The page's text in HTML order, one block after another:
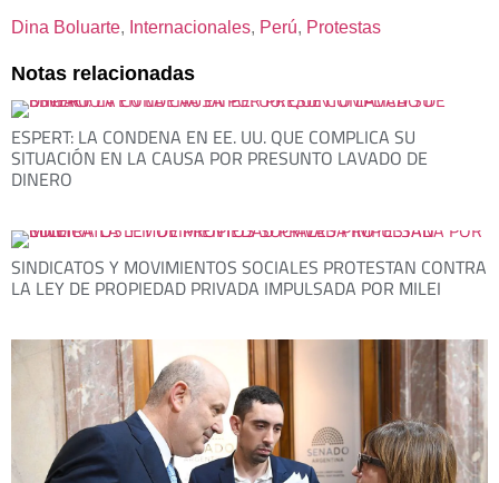
Dina Boluarte, Internacionales, Perú, Protestas
Notas relacionadas
ESPERT: LA CONDENA EN EE. UU. QUE COMPLICA SU
SITUACIÓN EN LA CAUSA POR PRESUNTO LAVADO DE
DINERO
SINDICATOS Y MOVIMIENTOS SOCIALES PROTESTAN CONTRA
LA LEY DE PROPIEDAD PRIVADA IMPULSADA POR MILEI